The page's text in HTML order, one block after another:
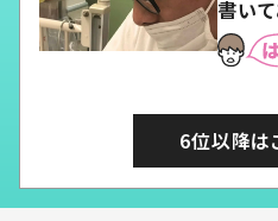
書い
6位以降は